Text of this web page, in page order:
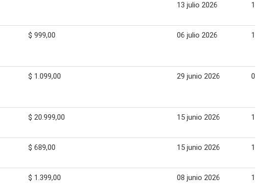
13 julio 2026 17
$ 999,00 06 julio 2026 11
$ 1.099,00 29 junio 2026 04
$ 20.999,00 15 junio 2026 19
$ 689,00 15 junio 2026 19
$ 1.399,00 08 junio 2026 12